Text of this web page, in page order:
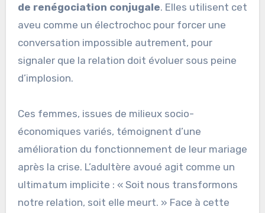
de renégociation conjugale. Elles utilisent cet
aveu comme un électrochoc pour forcer une
conversation impossible autrement, pour
signaler que la relation doit évoluer sous peine
d’implosion.
Ces femmes, issues de milieux socio-
économiques variés, témoignent d’une
amélioration du fonctionnement de leur mariage
après la crise. L’adultère avoué agit comme un
ultimatum implicite : « Soit nous transformons
notre relation, soit elle meurt. » Face à cette